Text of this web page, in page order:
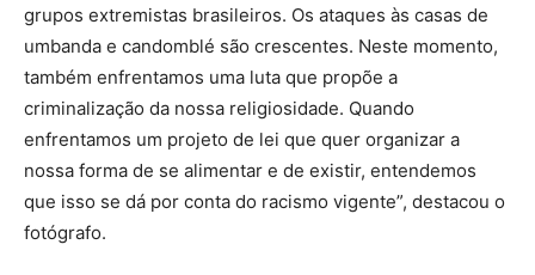
grupos extremistas brasileiros. Os ataques às casas de
umbanda e candomblé são crescentes. Neste momento,
também enfrentamos uma luta que propõe a
criminalização da nossa religiosidade. Quando
enfrentamos um projeto de lei que quer organizar a
nossa forma de se alimentar e de existir, entendemos
que isso se dá por conta do racismo vigente”, destacou o
fotógrafo.